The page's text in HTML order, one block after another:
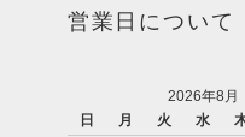
営業日について
2026年8月
日
月 火 水